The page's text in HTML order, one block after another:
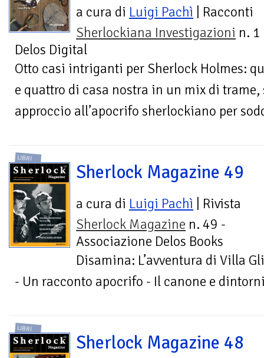
a cura di Luigi Pachì | Racconti
Sherlockiana Investigazioni n. 1
Delos Digital
Otto casi intriganti per Sherlock Holmes:
e quattro di casa nostra in un mix di
approccio all’apocrifo sherlockiano per
LIBRI
Sherlock Magazine 49
a cura di Luigi Pachì | Rivista
Sherlock Magazine n. 49 -
Associazione Delos Books
Disamina: L’avventura di Villa
- Un racconto apocrifo - Il canone e
LIBRI
Sherlock Magazine 48